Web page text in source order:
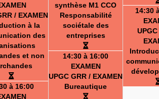
/ EXAMEN
à la
des
et non
à 16:00
synthèse M1 CCO
Responsabilité
sociétale des
entreprises
14:30 à 16:00
EXAMEN
UPGC GRR / EXAMEN
Bureautique
14:30